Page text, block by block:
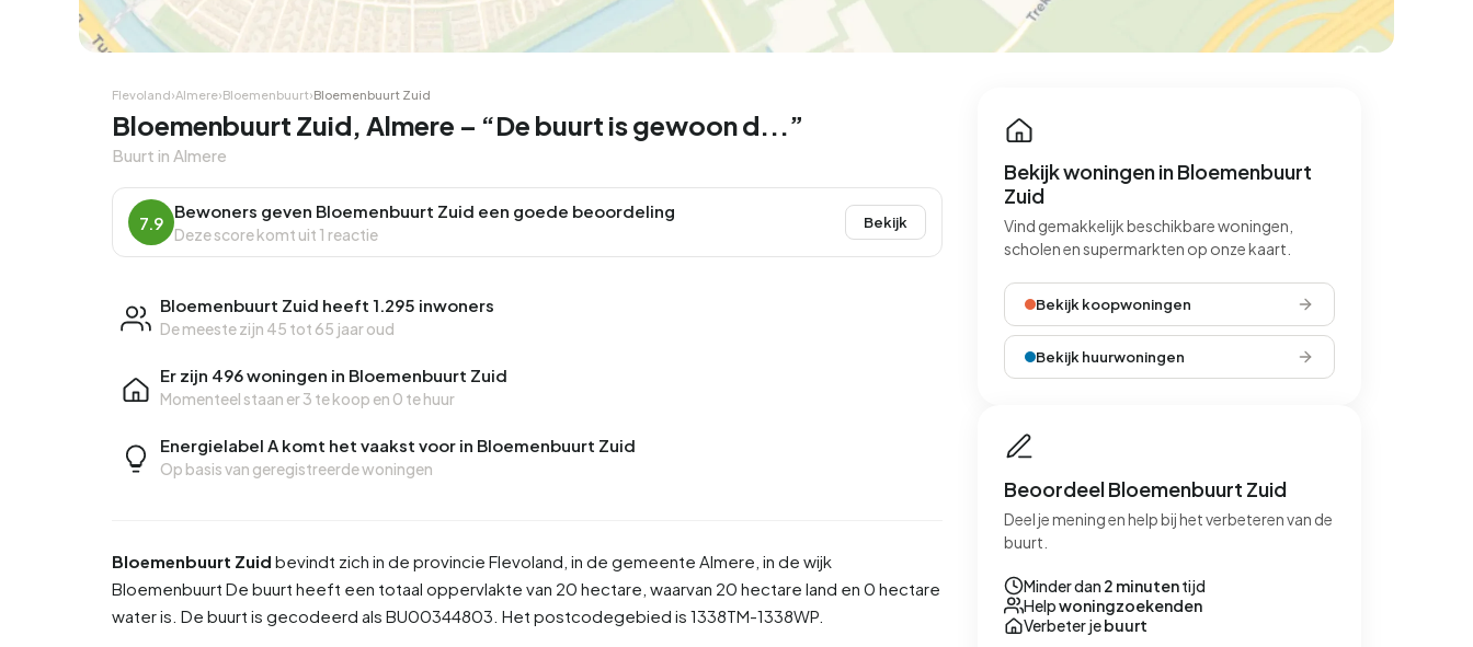
2-onder-1-kap Vrijstaand
Hoekwoning
Flevoland›Almere›Bloemenbuurt›Bloemenbuurt Zuid
Bloemenbuurt Zuid, Almere – “De buurt is gewoon d...”
Buurt in Almere
7.9
Bewoners geven Bloemenbuurt Zuid een goede beoordeling
Deze score komt uit 1 reactie
Bekijk
Bloemenbuurt Zuid heeft 1.295 inwoners
De meeste zijn 45 tot 65 jaar oud
Er zijn 496 woningen in Bloemenbuurt Zuid
Momenteel staan er3 te koop en 0 te huur
Energielabel A komt het vaakst voor in Bloemenbuurt Zuid
Op basis van geregistreerde woningen
Bloemenbuurt Zuid bevindt zich in de provincie Flevoland , in de gemeente Almere , in de wijk
Bloemenbuurt De buurt heeft een totaal oppervlakte van 20 hectare, waarvan 20 hectare land en 0 hectare
water is. De buurt is gecodeerd als BU00344803. Het postcodegebied is 1338TM-1338WP.
Bekijk woningen in Bloemenbuurt
Zuid
Vind gemakkelijk beschikbare woningen,
scholen en supermarkten op onze kaart.
Bekijk koopwoningen
Bekijk huurwoningen
Beoordeel Bloemenbuurt Zuid
Deel je mening en help bij het verbeteren van de
buurt.
Minder dan 2 minutentijd
Helpwoningzoekenden
Verbeter jebuurt